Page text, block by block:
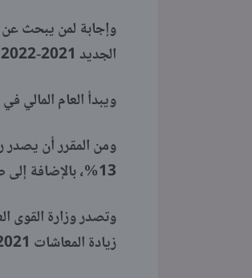
الجديد 2021-2022.
ويبدأ العام المالي
13%، بالإضافة إلى صرفها مع المعاش في الشهر ذاته.
وتصدر وزارة القوى
زيادة المعاشات 2021.